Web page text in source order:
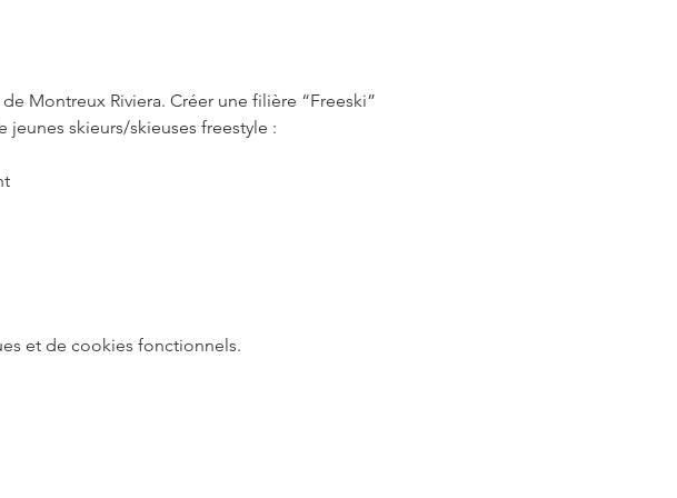
Montreux Riviera. Créer une filière “Freeski”
skieurs/skieuses freestyle :
et de cookies fonctionnels.